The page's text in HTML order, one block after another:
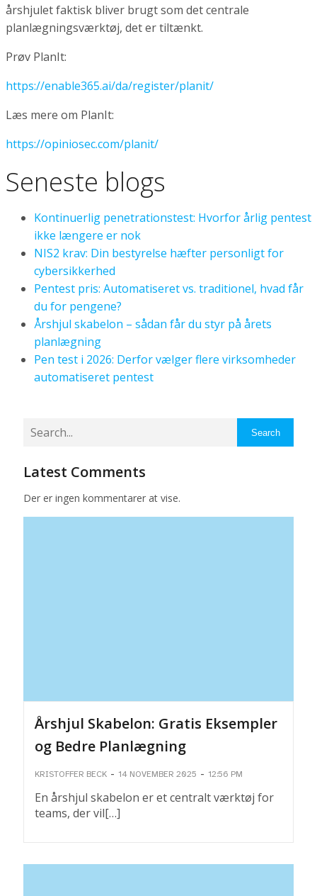
årshjulet faktisk bliver brugt som det centrale
planlægningsværktøj, det er tiltænkt.
Prøv PlanIt:
https://enable365.ai/da/register/planit/
Læs mere om PlanIt:
https://opiniosec.com/planit/
Seneste blogs
Kontinuerlig penetrationstest: Hvorfor årlig pentest
ikke længere er nok
NIS2 krav: Din bestyrelse hæfter personligt for
cybersikkerhed
Pentest pris: Automatiseret vs. traditionel, hvad får
du for pengene?
Årshjul skabelon – sådan får du styr på årets
planlægning
Pen test i 2026: Derfor vælger flere virksomheder
automatiseret pentest
Search
Latest Comments
Der er ingen kommentarer at vise.
Årshjul Skabelon: Gratis Eksempler
og Bedre Planlægning
KRISTOFFER BECK - 14 NOVEMBER 2025 - 12:56 PM
En årshjul skabelon er et centralt værktøj for
teams, der vil[…]